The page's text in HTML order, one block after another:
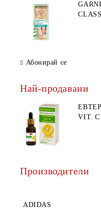
Абонирай се
Най-продавани
VIT.
Производители
ADIDAS